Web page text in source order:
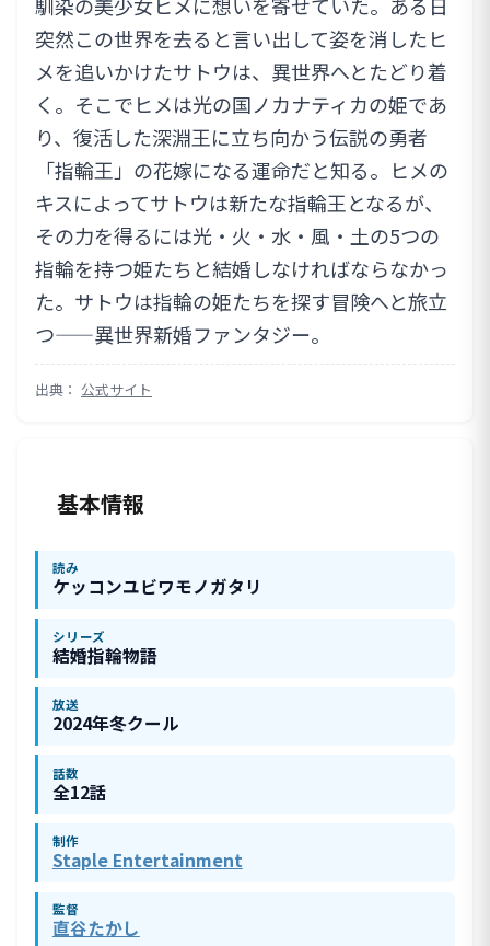
突然この世界を去ると言い出して姿を消したヒ
メを追いかけたサトウは、異世界へとたどり着
く。そこでヒメは光の国ノカナティカの姫であ
り、復活した深淵王に立ち向かう伝説の勇者
「指輪王」の花嫁になる運命だと知る。ヒメの
キスによってサトウは新たな指輪王となるが、
その力を得るには光・火・水・風・土の5つの
指輪を持つ姫たちと結婚しなければならなかっ
た。サトウは指輪の姫たちを探す冒険へと旅立
つ——異世界新婚ファンタジー。
出典： 公式サイト
基本情報
読み
ケッコンユビワモノガタリ
シリーズ
結婚指輪物語
放送
2024年冬クール
話数
全12話
制作
Staple Entertainment
監督
直谷たかし